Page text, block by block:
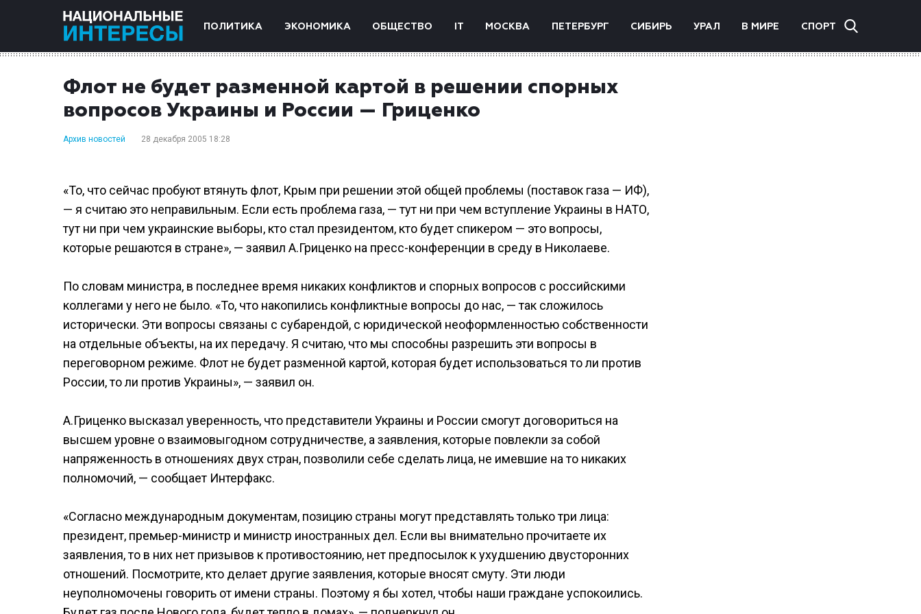
ПОЛИТИКА ЭКОНОМИКА ОБЩЕСТВО IT МОСКВА ПЕТЕРБУРГ СИБИРЬ УРАЛ В МИРЕ СПОРТ
Флот не будет разменной картой в решении спорных
вопросов Украины и России — Гриценко
Архив новостей 28 декабря 2005 18:28
«То, что сейчас пробуют втянуть флот, Крым при решении этой общей проблемы (поставок газа — ИФ),
— я считаю это неправильным. Если есть проблема газа, — тут ни при чем вступление Украины в НАТО,
тут ни при чем украинские выборы, кто стал президентом, кто будет спикером — это вопросы,
которые решаются в стране», — заявил А.Гриценко на пресс-конференции в среду в Николаеве.
По словам министра, в последнее время никаких конфликтов и спорных вопросов с российскими
коллегами у него не было. «То, что накопились конфликтные вопросы до нас, — так сложилось
исторически. Эти вопросы связаны с субарендой, с юридической неоформленностью собственности
на отдельные объекты, на их передачу. Я считаю, что мы способны разрешить эти вопросы в
переговорном режиме. Флот не будет разменной картой, которая будет использоваться то ли против
России, то ли против Украины», — заявил он.
А.Гриценко высказал уверенность, что представители Украины и России смогут договориться на
высшем уровне о взаимовыгодном сотрудничестве, а заявления, которые повлекли за собой
напряженность в отношениях двух стран, позволили себе сделать лица, не имевшие на то никаких
полномочий, — сообщает Интерфакс.
«Согласно международным документам, позицию страны могут представлять только три лица:
президент, премьер-министр и министр иностранных дел. Если вы внимательно прочитаете их
заявления, то в них нет призывов к противостоянию, нет предпосылок к ухудшению двусторонних
отношений. Посмотрите, кто делает другие заявления, которые вносят смуту. Эти люди
неуполномочены говорить от имени страны. Поэтому я бы хотел, чтобы наши граждане успокоились.